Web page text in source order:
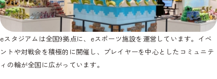
eスタジアムは全国9拠点に、eスポーツ施設を運営しています。イベ
ントや対戦会を積極的に開催し、プレイヤーを中心としたコミュニテ
ィの輪が全国に広がっています。